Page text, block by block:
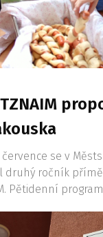
července se v
druhý ročník
Pětidenní